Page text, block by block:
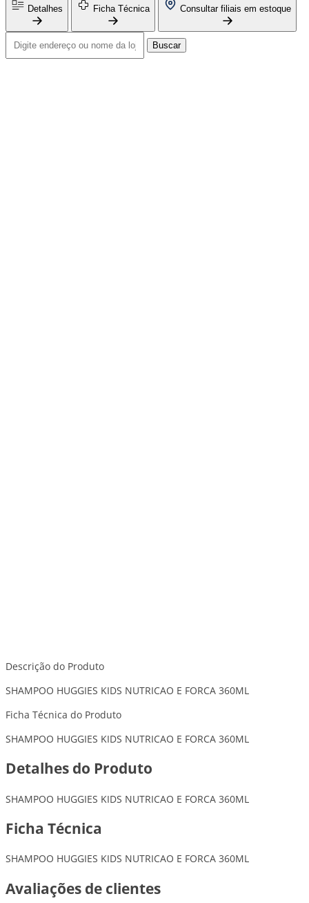
Detalhes Ficha Técnica Consultar filiais em estoque
Buscar
Descrição do Produto
SHAMPOO HUGGIES KIDS NUTRICAO E FORCA 360ML
Ficha Técnica do Produto
SHAMPOO HUGGIES KIDS NUTRICAO E FORCA 360ML
Detalhes do Produto
SHAMPOO HUGGIES KIDS NUTRICAO E FORCA 360ML
Ficha Técnica
SHAMPOO HUGGIES KIDS NUTRICAO E FORCA 360ML
Avaliações de clientes